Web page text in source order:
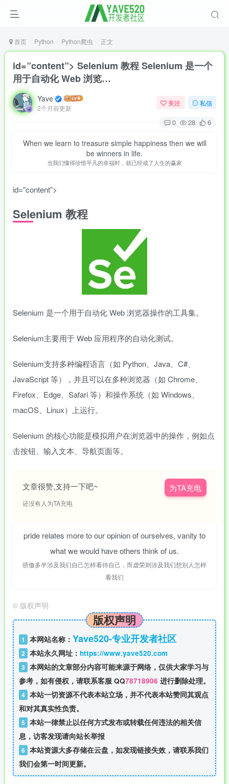
首页 Python Python爬虫 正文
id=”content”> Selenium 教程 Selenium 是一个
用于自动化 Web 浏览…
Yave
2个月前更新
关注 私信
0 28 6
When we learn to treasure simple happiness then we will
be winners in life.
当我们懂得珍惜平凡的幸福时，就已经成了人生的赢家
id=”content”>
Selenium 教程
Selenium 是一个用于自动化 Web 浏览器操作的工具集。
Selenium主要用于 Web 应用程序的自动化测试。
Selenium支持多种编程语言（如 Python、Java、C#、
JavaScript 等），并且可以在多种浏览器（如 Chrome、
Firefox、Edge、Safari 等）和操作系统（如 Windows、
macOS、Linux）上运行。
Selenium 的核心功能是模拟用户在浏览器中的操作，例如点
击按钮、输入文本、导航页面等。
文章很赞,支持一下吧~
还没有人为TA充电
为TA充电
pride relates more to our opinion of ourselves, vanity to
what we would have others think of us.
骄傲多半涉及我们自己怎样看待自己，而虚荣则涉及我们想别人怎样
看我们
© 版权声明
版权声明
1 本网站名称： Yave520-专业开发者社区
2 本站永久网址： https://www.yave520.com
3 本网站的文章部分内容可能来源于网络，仅供大家学习与
参考，如有侵权，请联系客服 QQ78718906 进行删除处理。
4 本站一切资源不代表本站立场，并不代表本站赞同其观点
和对其真实性负责。
5 本站一律禁止以任何方式发布或转载任何违法的相关信
息，访客发现请向站长举报
6 本站资源大多存储在云盘，如发现链接失效，请联系我们
我们会第一时间更新。